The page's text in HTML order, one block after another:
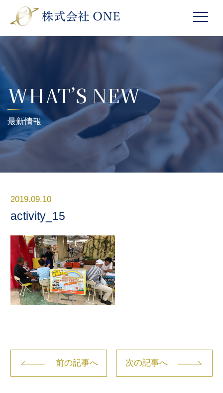
WHAT’S NEW
最新情報
2019.09.10
activity_15
前の記事へ 次の記事へ